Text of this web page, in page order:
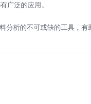
广泛的应用。
析的不可或缺的工具，有